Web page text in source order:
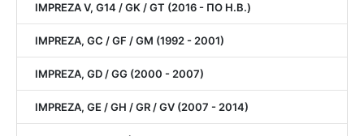
IMPREZA V, G14 / GK / GT (2016 - ПО Н.В.)
IMPREZA, GC / GF / GM (1992 - 2001)
IMPREZA, GD / GG (2000 - 2007)
IMPREZA, GE / GH / GR / GV (2007 - 2014)